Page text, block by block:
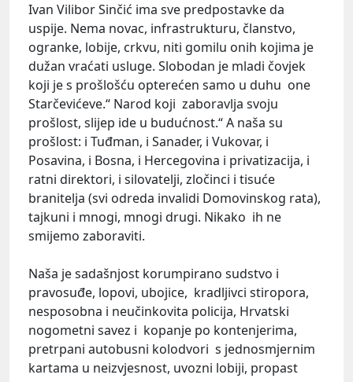
Ivan Vilibor Sinčić ima sve predpostavke da
uspije. Nema novac, infrastrukturu, članstvo,
ogranke, lobije, crkvu, niti gomilu onih kojima je
dužan vraćati usluge. Slobodan je mladi čovjek
koji je s prošlošću opterećen samo u duhu one
Starčevićeve.“ Narod koji zaboravlja svoju
prošlost, slijep ide u budućnost.“ A naša su
prošlost: i Tuđman, i Sanader, i Vukovar, i
Posavina, i Bosna, i Hercegovina i privatizacija, i
ratni direktori, i silovatelji, zločinci i tisuće
branitelja (svi odreda invalidi Domovinskog rata),
tajkuni i mnogi, mnogi drugi. Nikako ih ne
smijemo zaboraviti.
Naša je sadašnjost korumpirano sudstvo i
pravosuđe, lopovi, ubojice, kradljivci stiropora,
nesposobna i neučinkovita policija, Hrvatski
nogometni savez i kopanje po kontenjerima,
pretrpani autobusni kolodvori s jednosmjernim
kartama u neizvjesnost, uvozni lobiji, propast